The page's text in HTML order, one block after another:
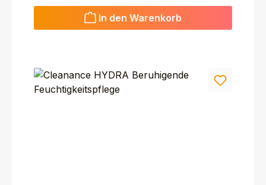
In den Warenkorb